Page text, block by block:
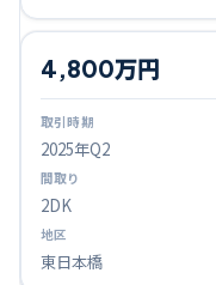
2025年Q2
4,800万円
2DK
東日本橋